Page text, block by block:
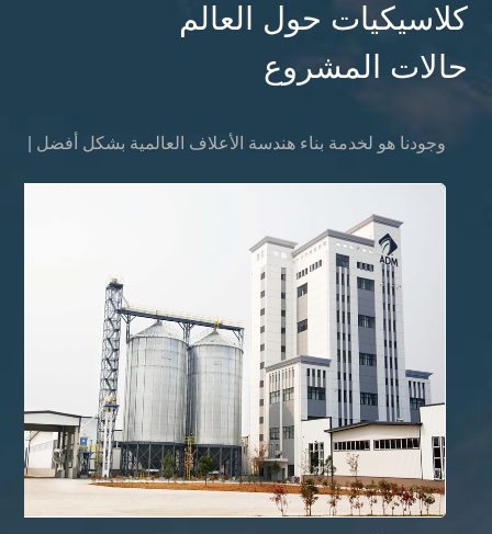
كلاسيكيات حول العالم
حالات المشروع
وجودنا هو لخدمة بناء هندسة الأعلاف العالمية بشكل أفضل